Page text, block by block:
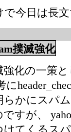
で今日は長
撲滅強化
強化の一策
に
らかにスパ
すが、
てくるス